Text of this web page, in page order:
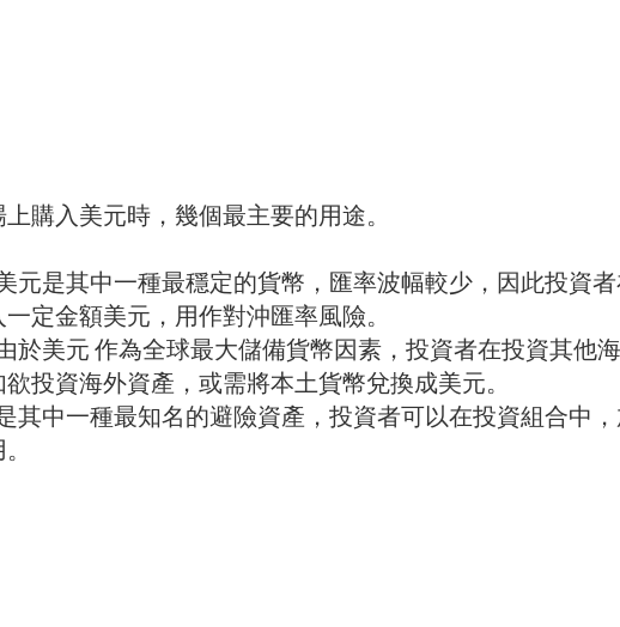
購入美元時，幾個最主要的用途。
元是其中一種最穩定的貨幣，匯率波幅較少，因此投資
定金額美元，用作對沖匯率風險。
於美元 作為全球最大儲備貨幣因素，投資者在投資其他
投資海外資產，或需將本土貨幣兌換成美元。
其中一種最知名的避險資產，投資者可以在投資組合中